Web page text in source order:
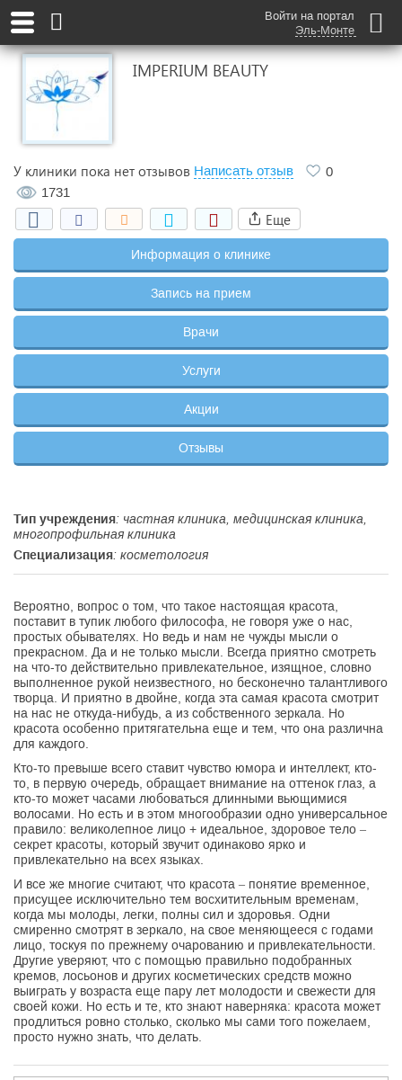
Войти на портал
Эль-Монте
IMPERIUM BEAUTY
У клиники пока нет отзывов Написать отзыв
0
1731
Еще
Информация о клинике
Запись на прием
Врачи
Услуги
Акции
Отзывы
Тип учреждения: частная клиника, медицинская клиника,
многопрофильная клиника
Специализация: косметология
Вероятно, вопрос о том, что такое настоящая красота,
поставит в тупик любого философа, не говоря уже о нас,
простых обывателях. Но ведь и нам не чужды мысли о
прекрасном. Да и не только мысли. Всегда приятно смотреть
на что-то действительно привлекательное, изящное, словно
выполненное рукой неизвестного, но бесконечно талантливого
творца. И приятно в двойне, когда эта самая красота смотрит
на нас не откуда-нибудь, а из собственного зеркала. Но
красота особенно притягательна еще и тем, что она различна
для каждого.
Кто-то превыше всего ставит чувство юмора и интеллект, кто-
то, в первую очередь, обращает внимание на оттенок глаз, а
кто-то может часами любоваться длинными вьющимися
волосами. Но есть и в этом многообразии одно универсальное
правило: великолепное лицо + идеальное, здоровое тело –
секрет красоты, который звучит одинаково ярко и
привлекательно на всех языках.
И все же многие считают, что красота – понятие временное,
присущее исключительно тем восхитительным временам,
когда мы молоды, легки, полны сил и здоровья. Одни
смиренно смотрят в зеркало, на свое меняющееся с годами
лицо, тоскуя по прежнему очарованию и привлекательности.
Другие уверяют, что с помощью правильно подобранных
кремов, лосьонов и других косметических средств можно
выиграть у возраста еще пару лет молодости и свежести для
своей кожи. Но есть и те, кто знают наверняка: красота может
продлиться ровно столько, сколько мы сами того пожелаем,
просто нужно знать, что делать.